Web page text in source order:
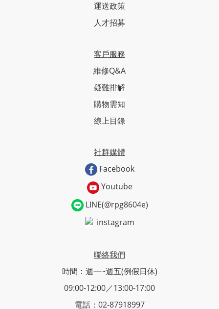
運送政策
人才招募
客戶服務
維修Q&A
疑難排解
購物需知
線上目錄
社群媒體
Facebook
Youtube
LINE(@rpg8604e)
instagram
聯絡我們
時間：週一~週五(例假日休)
09:00-12:00／13:00-17:00
電話：02-87918997